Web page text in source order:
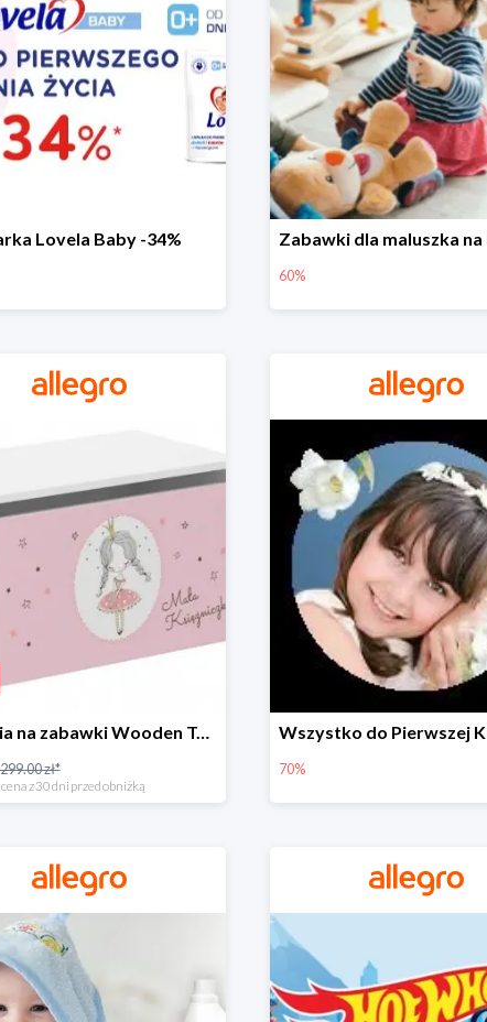
Lovela Baby -34%
60%
Skrzynia na zabawki Wooden Toys -57%
299.00 zł*
z 30 dni przed obniżką
70%